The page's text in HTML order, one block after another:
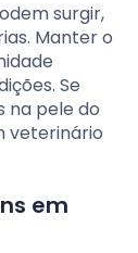
surgir,
Manter o
Se
na pele do
veterinário
em